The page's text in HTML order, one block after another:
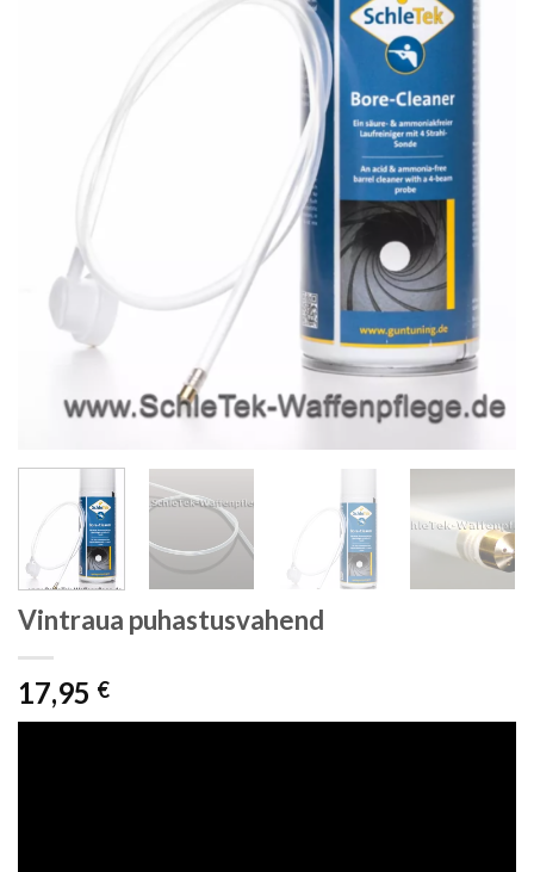
Vintraua puhastusvahend
17,95 €